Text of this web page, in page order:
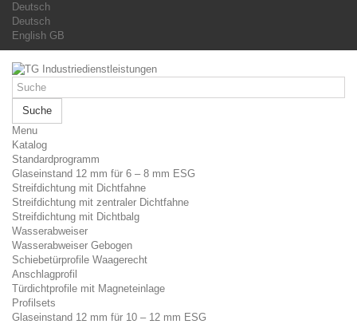
Deutsch
Deutsch
English GB
Suche
Menu
Katalog
Standardprogramm
Glaseinstand 12 mm für 6 – 8 mm ESG
Streifdichtung mit Dichtfahne
Streifdichtung mit zentraler Dichtfahne
Streifdichtung mit Dichtbalg
Wasserabweiser
Wasserabweiser Gebogen
Schiebetürprofile Waagerecht
Anschlagprofil
Türdichtprofile mit Magneteinlage
Profilsets
Glaseinstand 12 mm für 10 – 12 mm ESG